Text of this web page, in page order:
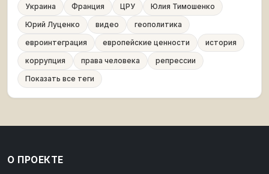
Украина
Франция ЦРУ
Юлия Тимошенко
Юрий Луценко
видео
геополитика
евроинтеграция
европейские ценности
история
коррупция
права человека
репрессии
Показать все теги
О ПРОЕКТЕ